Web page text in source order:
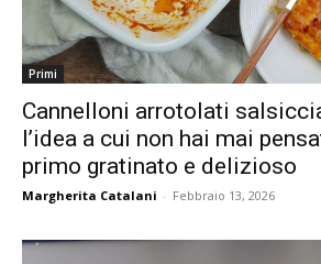
Primi
Cannelloni arrotolati
l’idea a cui non hai mai
primo gratinato e delizioso
Margherita Catalani - Febbraio 13, 2026